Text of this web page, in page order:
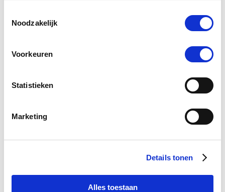
Noodzakelijk
Voorkeuren
Statistieken
Marketing
Details tonen
Alles toestaan
-15 %